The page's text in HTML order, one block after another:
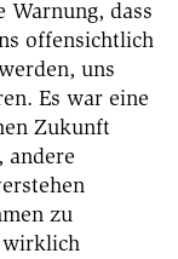
Warnung, dass
offensichtlich
uns
Es war eine
Zukunft
andere
zu
wirklich